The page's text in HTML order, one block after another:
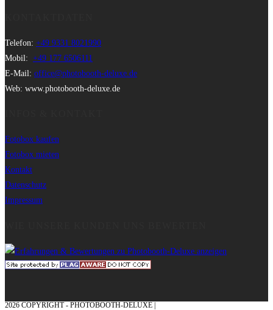
Telefon: +49 9331 8021990
Mobil: +49 177 6506111
E-Mail: office@photobooth-deluxe.de
Web: www.photobooth-deluxe.de
Fotobox kaufen
Fotobox mieten
Kontakt
Datenschutz
Impressum
2026 COPYRIGHT - PHOTOBOOTH-DELUXE |